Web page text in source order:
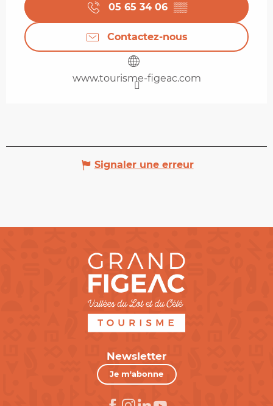
05 65 34 06 ▒▒
Contactez-nous
www.tourisme-figeac.com
Signaler une erreur
Newsletter
Je m'abonne